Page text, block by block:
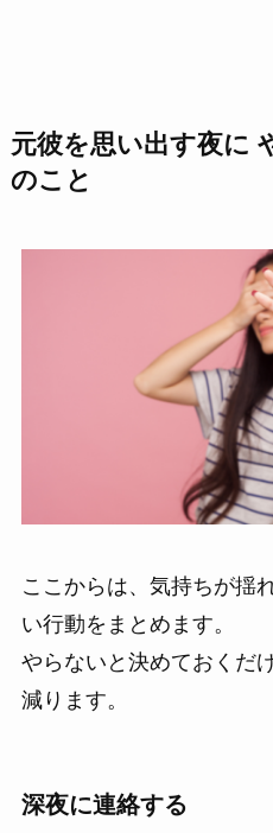
元彼を思い出す夜に
のこと
ここからは、気持ちが揺
い行動をまとめます。
やらないと決めておくだ
減ります。
深夜に連絡する